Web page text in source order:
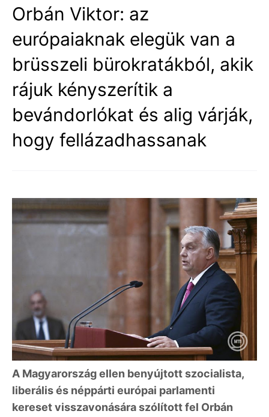
Orbán Viktor: az
európaiaknak elegük van a
brüsszeli bürokratákból, akik
rájuk kényszerítik a
bevándorlókat és alig várják,
hogy fellázadhassanak
A Magyarország ellen benyújtott szocialista,
liberális és néppárti európai parlamenti
kereset visszavonására szólított fel Orbán